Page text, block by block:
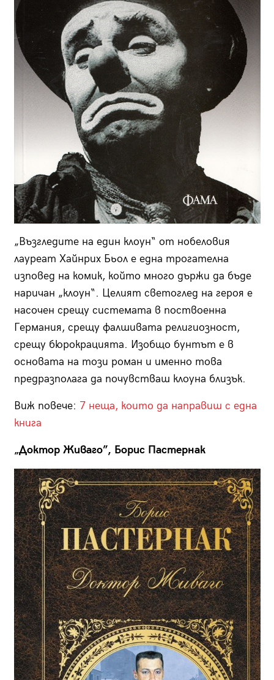
„Възгледите на един клоун“ от нобеловия
лауреат Хайнрих Бьол е една трогателна
изповед на комик, който много държи да бъде
наричан „клоун“. Целият светоглед на героя е
насочен срещу системата в поствоенна
Германия, срещу фалшивата религиозност,
срещу бюрокрацията. Изобщо бунтът е в
основата на този роман и именно това
предразполага да почувстваш клоуна близък.
Виж повече: 7 неща, които да направиш с една
книга
„Доктор Живаго”, Борис Пастернак